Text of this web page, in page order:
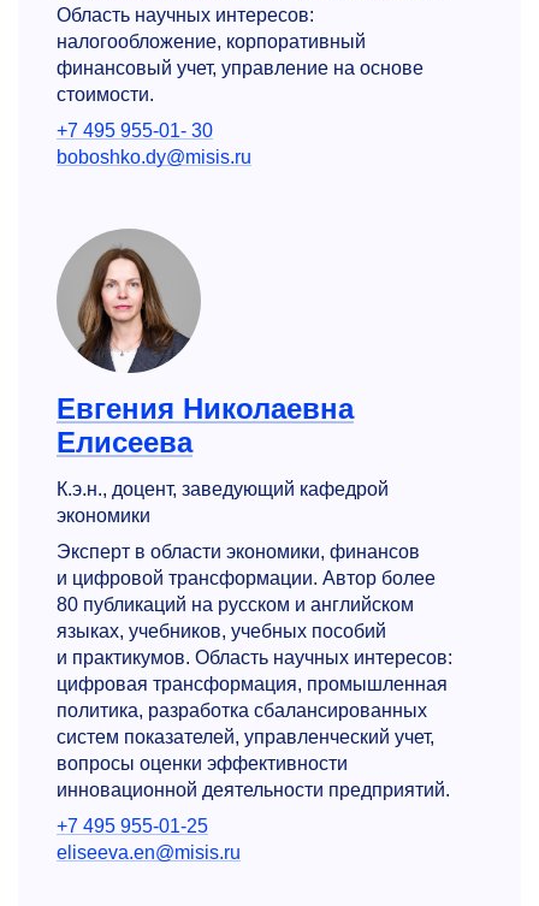
Область научных интересов:
налогообложение, корпоративный
финансовый учет, управление на основе
стоимости.
+7 495 955-01- 30
boboshko.dy@misis.ru
Евгения Николаевна
Елисеева
К.э.н., доцент, заведующий кафедрой
экономики
Эксперт в области экономики, финансов
и цифровой трансформации. Автор более
80 публикаций на русском и английском
языках, учебников, учебных пособий
и практикумов. Область научных интересов:
цифровая трансформация, промышленная
политика, разработка сбалансированных
систем показателей, управленческий учет,
вопросы оценки эффективности
инновационной деятельности предприятий.
+7 495 955-01-25
eliseeva.en@misis.ru